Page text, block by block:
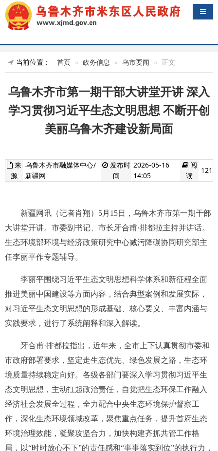
导航
当前位置： 首页 政务信息 乌市要闻 正文
乌鲁木齐市第一期干部大讲堂开讲 深入
学习贯彻习近平生态文明思想 不断开创
美丽乌鲁木齐建设新局面
来
源
乌鲁木齐市融媒体中心/
新疆网
发布时
间
2026-05-16
14:05
阅
读
121
新疆网讯（记者肖翔）5月15日，乌鲁木齐市第一期干部
大讲堂开讲。市委副书记、市长牙合甫·排都拉主持并讲话。
生态环境部环境与经济政策研究中心减污降碳协同研究部主
任李丽平作专题辅导。
李丽平围绕习近平生态文明思想科学体系和新征程全面
推进美丽中国建设等方面内容，结合典型案例和发展实际，
对习近平生态文明思想的形成基础、核心要义、丰富内涵与
实践要求，进行了系统阐释和深入解读。
牙合甫·排都拉指出，近年来，全市上下认真贯彻市委和
市政府部署要求，坚定走生态优先、绿色发展之路，生态环
境质量持续稳定向好。各级各部门要深入学习贯彻习近平生
态文明思想，主动扛起政治责任，自觉把生态环保工作融入
经济社会发展全过程，全力配合中央生态环境保护督察工
作，深化生态环境领域改革，聚焦重点任务，提升首府生态
环境治理效能，凝聚攻坚合力，加快构建齐抓共管工作格
局，以“时时放心不下”的责任感和“事事落实到位”的执行力，